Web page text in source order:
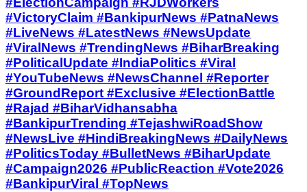
#VictoryClaim #BankipurNews #PatnaNews
#LiveNews #LatestNews #NewsUpdate
#ViralNews #TrendingNews #BiharBreaking
#PoliticalUpdate #IndiaPolitics #Viral
#YouTubeNews #NewsChannel #Reporter
#GroundReport #Exclusive #ElectionBattle
#Rajad #BiharVidhansabha
#BankipurTrending #TejashwiRoadShow
#NewsLive #HindiBreakingNews #DailyNews
#PoliticsToday #BulletNews #BiharUpdate
#Campaign2026 #PublicReaction #Vote2026
#BankipurViral #TopNews